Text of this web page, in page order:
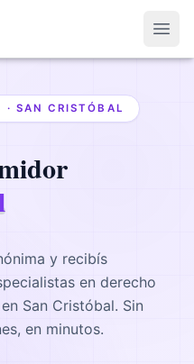
· SAN CRISTÓBAL
y recibís
en derecho
San Cristóbal. Sin
en minutos.